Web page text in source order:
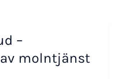
–
molntjänst